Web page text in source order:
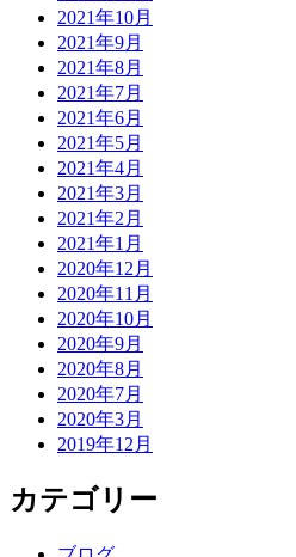
2021年10月
2021年9月
2021年8月
2021年7月
2021年6月
2021年5月
2021年4月
2021年3月
2021年2月
2021年1月
2020年12月
2020年11月
2020年10月
2020年9月
2020年8月
2020年7月
2020年3月
2019年12月
カテゴリー